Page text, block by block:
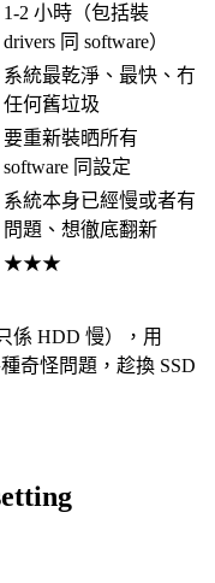
1-2 小時（包括裝
drivers 同 software）
系統最乾淨、最快、冇
任何舊垃圾
要重新裝晒所有
software 同設定
系統本身已經慢或者有
問題、想徹底翻新
★★★
係 HDD 慢），用
奇怪問題，趁換 SSD